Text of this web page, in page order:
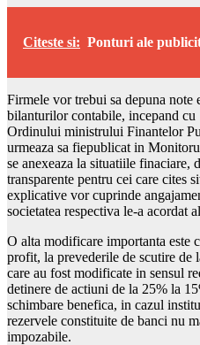
Citeste si: Ponturi ale
Firmele vor trebui sa depuna note
bilanturilor contabile, incepand
Ordinului ministrului Finantelor
urmeaza sa fiepublicat in
se anexeaza la situatiile finaciare,
transparente pentru cei care cites
explicative vor cuprinde
societatea respectiva le-a acordat
O alta modificare importanta este
profit, la prevederile de scutire de
care au fost modificate in sensul
detinere de actiuni de la 25% la
schimbare benefica, in cazul
rezervele constituite de banci nu
impozabile.